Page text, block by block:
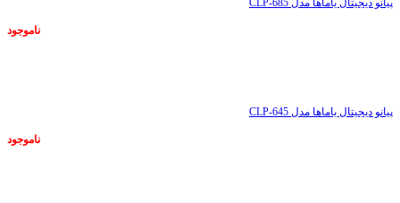
ناموجود
پیانو دیجیتال یاماها مدل CLP-645
ناموجود